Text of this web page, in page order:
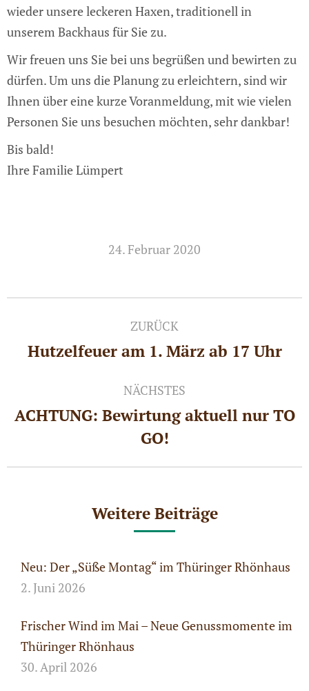
wieder unsere leckeren Haxen, traditionell in
unserem Backhaus für Sie zu.
Wir freuen uns Sie bei uns begrüßen und bewirten zu
dürfen. Um uns die Planung zu erleichtern, sind wir
Ihnen über eine kurze Voranmeldung, mit wie vielen
Personen Sie uns besuchen möchten, sehr dankbar!
Bis bald!
Ihre Familie Lümpert
24. Februar 2020
Kommentarnavigation
ZURÜCK
Vorheriger
Hutzelfeuer am 1. März ab 17 Uhr
NÄCHSTES
Nächster
Beitrag:
ACHTUNG: Bewirtung aktuell nur TO
GO!
Weitere Beiträge
Neu: Der „Süße Montag“ im Thüringer Rhönhaus
2. Juni 2026
Frischer Wind im Mai – Neue Genussmomente im
Thüringer Rhönhaus
30. April 2026